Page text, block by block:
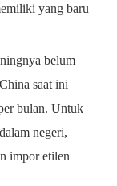
yang baru
belum
saat ini
bulan. Untuk
negeri,
impor etilen